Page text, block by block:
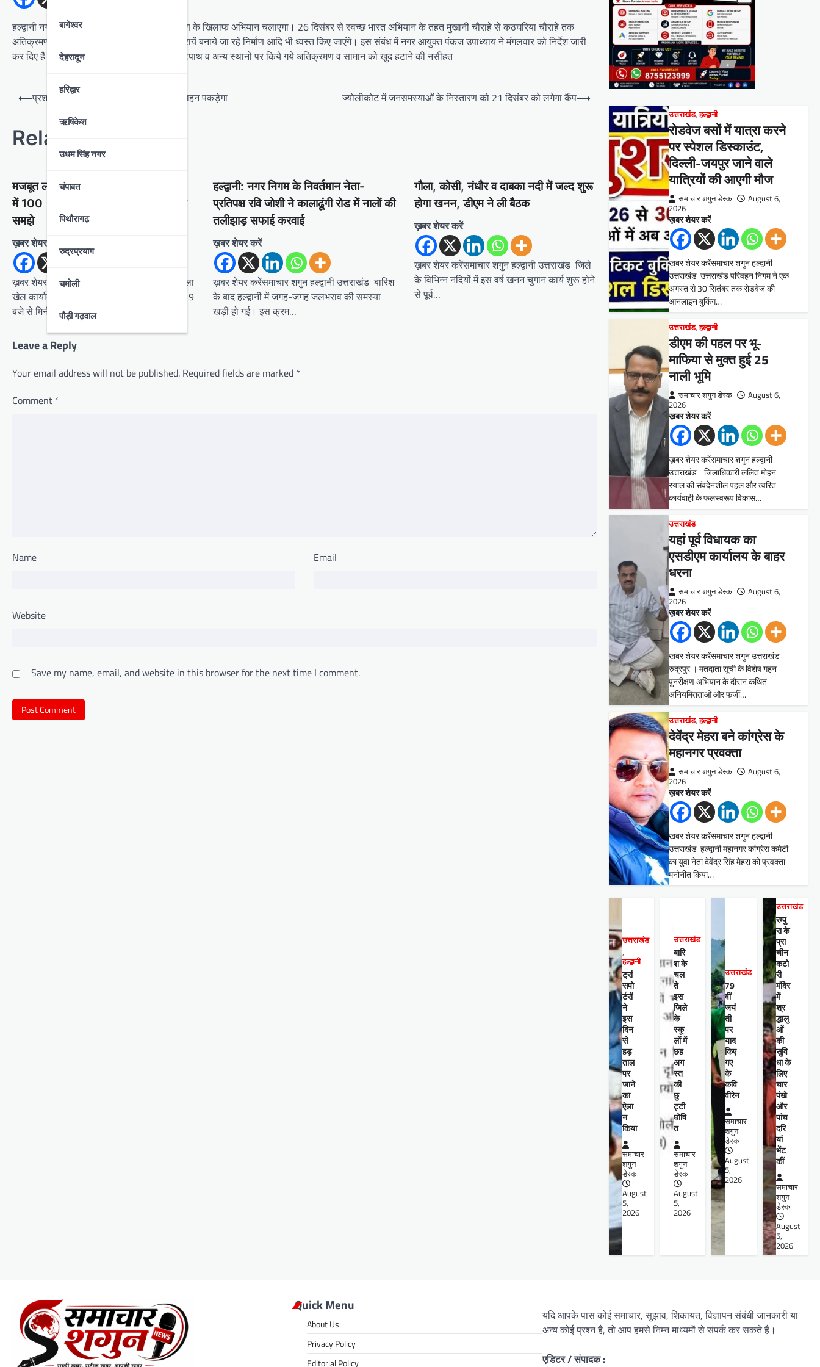
बागेश्वर
देहरादून
हरिद्वार
ऋषिकेश
उधम सिंह नगर
चंपावत
पिथौरागढ़
रुद्रप्रयाग
चमोली
पौड़ी गढ़वाल
हल्द्वानी नगर निगम प्रशासन एक बार फिर अतिक्रमण के खिलाफ अभियान चलाएगा। 26 दिसंबर से स्वच्छ भारत अभियान के तहत मुखानी चौराहे से कठघरिया चौराहे तक
अतिक्रमण हटाने के साथ ही बगैर मानचित्र पास करायें बनाये जा रहे निर्माण आदि भी ध्वस्त किए जाएंगे। इस संबंध में नगर आयुक्त पंकज उपाध्याय ने मंगलवार को निर्देश जारी
कर दिए हैं। उन्होंने सरकारी संपतियों के साथ ही फुटपाथ व अन्य स्थानों पर किये गये अतिक्रमण व सामान को खुद हटाने की नसीहत
P
s
t
a
v
i
g
a
t
i
o
n
⟵प्रशासन रात में अभियान चलाकर ओवरलोड वाहन पकड़ेगा ज्योलीकोट में जनसमस्याओं के निस्तारण को 21 दिसंबर को लगेगा कैंप⟶
Related Posts
मजबूत लोकतंत्र-सबकी भागीदारी: स्टेडियम
में 100 खिलाड़ी खेले और मतदान का महत्व
समझे
ख़बर शेयर करें
ख़बर शेयर करेंसमाचार शगुन, हल्द्वानी उत्तराखंड जिला
खेल कार्यालय नैनीताल की ओर से रविवार को प्रातः 9
बजे से मिनी…
हल्द्वानी: नगर निगम के निवर्तमान नेता-
प्रतिपक्ष रवि जोशी ने‌ कालाढूंगी रोड में नालों की
तलीझाड़ सफाई करवाई
ख़बर शेयर करें
ख़बर शेयर करेंसमाचार शगुन हल्द्वानी उत्तराखंड बारिश
के बाद हल्द्वानी में जगह-जगह जलभराव की समस्या
खड़ी हो गई। इस क्रम…
गौला, कोसी, नंधौर व दाबका नदी में जल्द शुरू
होगा खनन, डीएम ने ली बैठक
ख़बर शेयर करें
ख़बर शेयर करेंसमाचार शगुन हल्द्वानी उत्तराखंड जिले
के विभिन्न नदियों में इस वर्ष खनन चुगान कार्य शुरू होने
से पूर्व…
Leave a Reply
Your email address will not be published. Required fields are marked *
Comment *
Name Email
Website
Save my name, email, and website in this browser for the next time I comment.
उत्तराखंड,हल्द्वानी
रोडवेज बसों में यात्रा करने
पर स्पेशल डिस्काउंट,
दिल्ली-जयपुर जाने वाले
यात्रियों की आएगी मौज
समाचार शगुन डेस्क
August 6,
2026
ख़बर शेयर करें
ख़बर शेयर करेंसमाचार शगुन हल्द्वानी
उत्तराखंड उत्तराखंड परिवहन निगम ने एक
अगस्त से 30 सितंबर तक रोडवेज की
आनलाइन बुकिंग…
उत्तराखंड,हल्द्वानी
डीएम की पहल पर भू-
माफिया से मुक्त हुई 25
नाली भूमि
समाचार शगुन डेस्क
August 6,
2026
ख़बर शेयर करें
ख़बर शेयर करेंसमाचार शगुन हल्द्वानी
उत्तराखंड जिलाधिकारी ललित मोहन
रयाल की संवदेनशील पहल और त्वरित
कार्यवाही के फलस्वरूप विकास…
उत्तराखंड
यहां पूर्व विधायक का
एसडीएम कार्यालय के बाहर
धरना
समाचार शगुन डेस्क
August 6,
2026
ख़बर शेयर करें
ख़बर शेयर करेंसमाचार शगुन उत्तराखंड
रुद्रपुर । मतदाता सूची के विशेष गहन
पुनरीक्षण अभियान के दौरान कथित
अनियमितताओं और फर्जी…
उत्तराखंड,हल्द्वानी
देवेंद्र मेहरा बने कांग्रेस के
महानगर प्रवक्ता
समाचार शगुन डेस्क
August 6,
2026
ख़बर शेयर करें
ख़बर शेयर करेंसमाचार शगुन हल्द्वानी
उत्तराखंड हल्द्वानी महानगर कांग्रेस कमेटी
का युवा नेता देवेंद्र सिंह मेहरा को प्रवक्ता
मनोनीत किया…
उत्तराखंड
,
हल्द्वानी
ट्रां
सपो
र्टरों
ने
इस
दिन
से
हड़
ताल
पर
जाने
का
ऐला
न
किया
समाचार
शगुन
डेस्क
August
5,
2026
उत्तराखंड
बारि
श के
चल
ते
इस
जिले
के
स्कू
लों में
छह
अग
स्त
की
छु
ट्टी
घोषि
त
समाचार
शगुन
डेस्क
August
5,
2026
उत्तराखंड
79
वीं
जयं
ती
पर
याद
किए
गए
के
कवि
वीरेन
समाचार
शगुन
डेस्क
August
5,
2026
उत्तराखंड
रम्पु
रा के
प्रा
चीन
कटो
री
मंदिर
में
श्र
द्धालु
ओं
की
सुवि
धा के
लिए
चार
पंखे
और
पांच
दरि
यां
भेंट
कीं
समाचार
शगुन
डेस्क
August
5,
2026
Quick Menu
About Us
Privacy Policy
Editorial Policy
यदि आपके पास कोई समाचार, सुझाव, शिकायत, विज्ञापन संबंधी जानकारी या
अन्य कोई प्रश्न है, तो आप हमसे निम्न माध्यमों से संपर्क कर सकते हैं।
एडिटर / संपादक :